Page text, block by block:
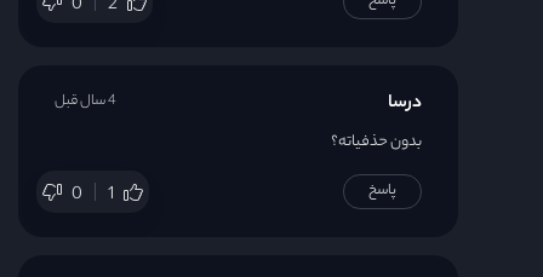
0 2
درسا
بدون حذفیاته؟
0 1
4 سال قبل
پاسخ